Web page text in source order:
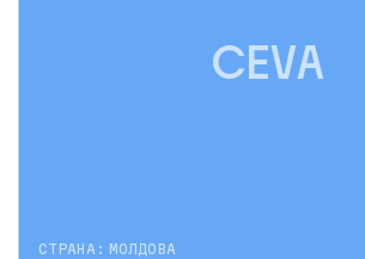
CEVA
СТРАНА: МОЛДОВА